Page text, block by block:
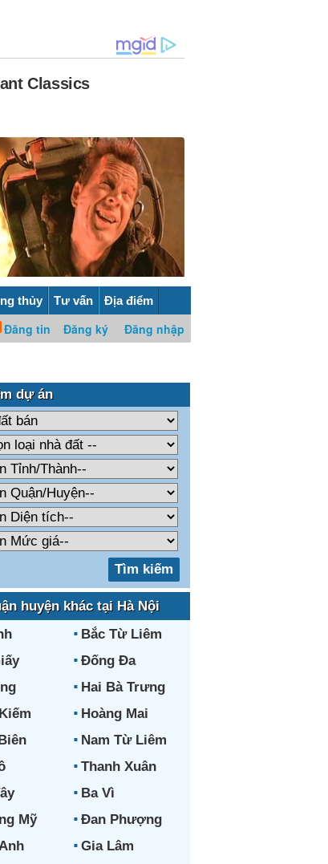
thủy Tư vấn Địa điểm
dự án
huyện khác tại Hà Nội
Bắc Từ Liêm
Đống Đa
Hai Bà Trưng
Hoàng Mai
Nam Từ Liêm
Thanh Xuân
Ba Vì
Mỹ
Đan Phượng
Gia Lâm